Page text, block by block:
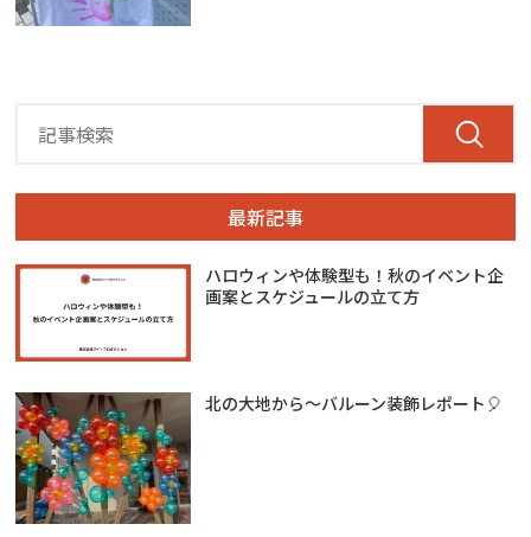
最新記事
ハロウィンや体験型も！秋のイベント企
画案とスケジュールの立て方
北の大地から～バルーン装飾レポート🎈